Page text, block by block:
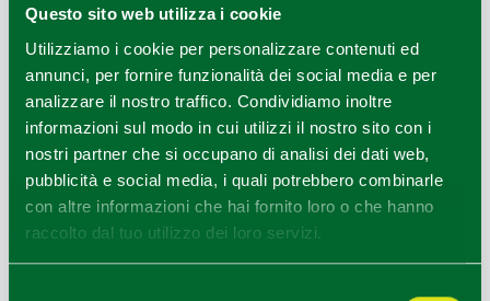
Questo sito web utilizza i cookie
Utilizziamo i cookie per personalizzare contenuti ed
annunci, per fornire funzionalità dei social media e per
analizzare il nostro traffico. Condividiamo inoltre
informazioni sul modo in cui utilizzi il nostro sito con i
nostri partner che si occupano di analisi dei dati web,
pubblicità e social media, i quali potrebbero combinarle
con altre informazioni che hai fornito loro o che hanno
raccolto dal tuo utilizzo dei loro servizi.
Travo (PC), rockandrivers e-bike, ph Alex Mai
1
3
HOW TO GET